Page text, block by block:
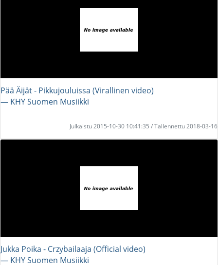
Pää Äijät - Pikkujouluissa (Virallinen video)
― KHY Suomen Musiikki
Julkaistu 2015-10-30 10:41:35 / Tallennettu 2018-03-16
Jukka Poika - Crzybailaaja (Official video)
― KHY Suomen Musiikki